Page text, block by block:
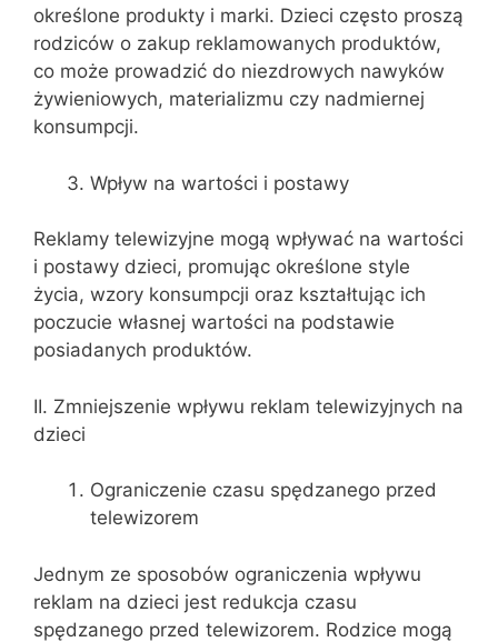
określone produkty i marki. Dzieci często proszą
rodziców o zakup reklamowanych produktów,
co może prowadzić do niezdrowych nawyków
żywieniowych, materializmu czy nadmiernej
konsumpcji.
Wpływ na wartości i postawy
Reklamy telewizyjne mogą wpływać na wartości
i postawy dzieci, promując określone style
życia, wzory konsumpcji oraz kształtując ich
poczucie własnej wartości na podstawie
posiadanych produktów.
II. Zmniejszenie wpływu reklam telewizyjnych na
dzieci
Ograniczenie czasu spędzanego przed
telewizorem
Jednym ze sposobów ograniczenia wpływu
reklam na dzieci jest redukcja czasu
spędzanego przed telewizorem. Rodzice mogą